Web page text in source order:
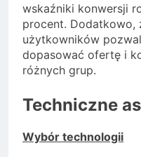
wskaźniki konwersji
procent. Dodatkowo,
użytkowników
dopasować ofertę i
różnych grup.
Techniczne
Wybór technologii